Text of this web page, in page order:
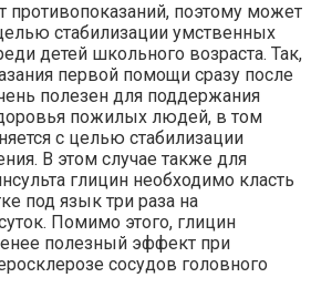
противопоказаний, поэтому может
стабилизации умственных
детей школьного возраста. Так,
первой помощи сразу после
полезен для поддержания
пожилых людей, в том
с целью стабилизации
В этом случае также для
глицин необходимо класть
под язык три раза на
Помимо этого, глицин
полезный эффект при
сосудов головного